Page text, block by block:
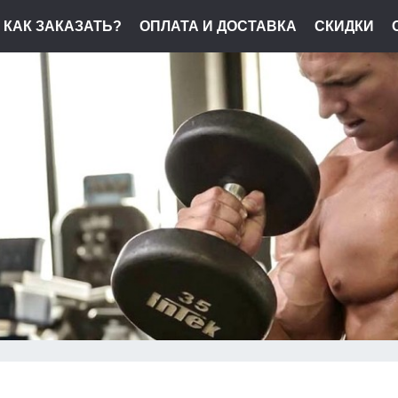
КАК ЗАКАЗАТЬ? ОПЛАТА И ДОСТАВКА СКИДКИ